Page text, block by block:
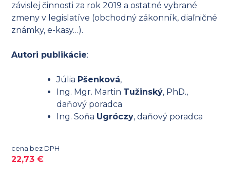
závislej činnosti za rok 2019 a ostatné vybrané
zmeny v legislatíve (obchodný zákonník, diaľničné
známky, e-kasy…).
Autori publikácie:
Júlia Pšenková,
Ing. Mgr. Martin Tužinský, PhD.,
daňový poradca
Ing. Soňa Ugróczy, daňový poradca
cena bez DPH
22,73€